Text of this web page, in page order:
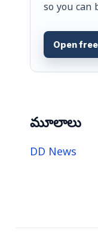
so you can
Open
మూలాలు
DD News